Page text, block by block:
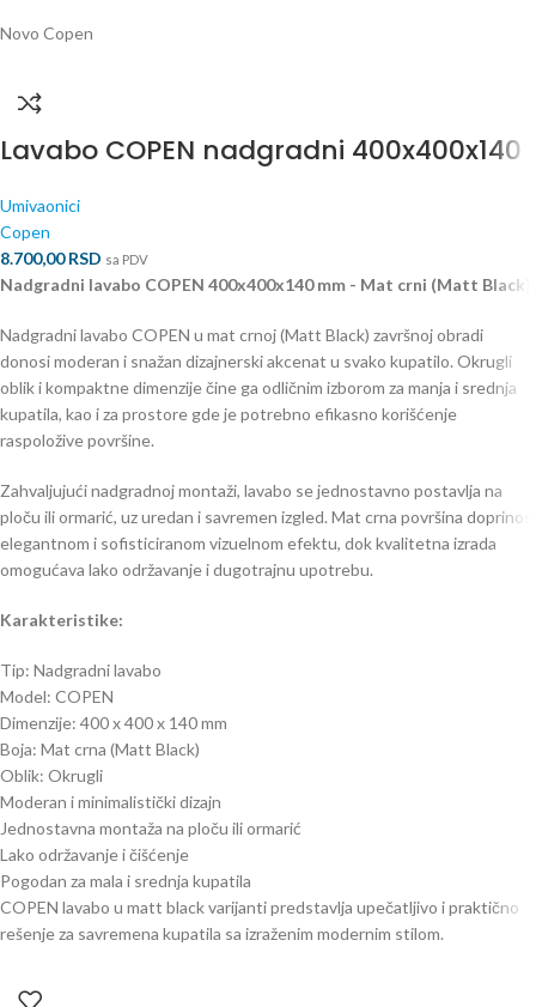
Novo Copen
Lavabo COPEN nadgradni 400x400x140
Umivaonici
Copen
8.700,00RSD sa PDV
Nadgradni lavabo COPEN 400x400x140 mm - Mat crni (Matt Black)
Nadgradni lavabo COPEN u mat crnoj (Matt Black) završnoj obradi
donosi moderan i snažan dizajnerski akcenat u svako kupatilo. Okrugli
oblik i kompaktne dimenzije čine ga odličnim izborom za manja i srednja
kupatila, kao i za prostore gde je potrebno efikasno korišćenje
raspoložive površine.
Zahvaljujući nadgradnoj montaži, lavabo se jednostavno postavlja na
ploču ili ormarić, uz uredan i savremen izgled. Mat crna površina doprinosi
elegantnom i sofisticiranom vizuelnom efektu, dok kvalitetna izrada
omogućava lako održavanje i dugotrajnu upotrebu.
Karakteristike:
Tip: Nadgradni lavabo
Model: COPEN
Dimenzije: 400 x 400 x 140 mm
Boja: Mat crna (Matt Black)
Oblik: Okrugli
Moderan i minimalistički dizajn
Jednostavna montaža na ploču ili ormarić
Lako održavanje i čišćenje
Pogodan za mala i srednja kupatila
COPEN lavabo u matt black varijanti predstavlja upečatljivo i praktično
rešenje za savremena kupatila sa izraženim modernim stilom.